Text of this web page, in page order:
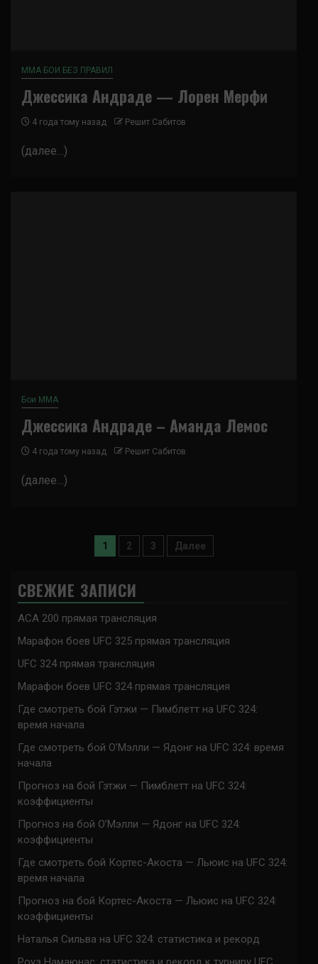
ММА БОИ БЕЗ ПРАВИЛ
Джессика Андраде — Лорен Мерфи
4 года тому назад Решит Сабитов
(далее…)
Бои ММА
Джессика Андраде – Аманда Лемос
4 года тому назад Решит Сабитов
(далее…)
Пагинация
1 2 3 Далее
СВЕЖИЕ ЗАПИСИ
ACA 200 прямая трансляция
Марафон боев UFC 325 прямая трансляция
UFC 324 прямая трансляция
Марафон боев UFC 324 прямая трансляция
Где смотреть бой Гэтжи — Пимблетт на UFC 324:
время начала
Где смотреть бой О’Мэлли — Ядонг на UFC 324: время
начала
Прогноз на бой Гэтжи — Пимблетт на UFC 324:
коэффициенты
Прогноз на бой О’Мэлли — Ядонг на UFC 324:
коэффициенты
Где смотреть бой Кортес-Акоста — Льюис на UFC 324:
время начала
Прогноз на бой Кортес-Акоста — Льюис на UFC 324:
коэффициенты
Наталья Сильва на UFC 324: статистика и рекорд